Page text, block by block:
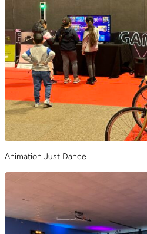
Animation Just Dance